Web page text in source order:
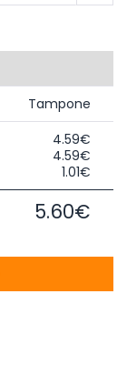
Tampone
4.59€
4.59€
1.01€
5.60€